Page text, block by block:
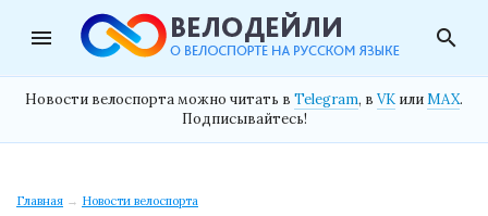
menu search
Новости велоспорта можно читать в Telegram, в VK илиMAX.
Подписывайтесь!
Главная → Новости велоспорта